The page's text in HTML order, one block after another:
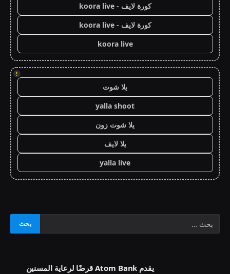
كورة لايف - koora live
كورة لايف - koora live
koora live
!
يلا شوت
yalla shoot
يلا شوت زون
يلا لايف
yalla live
يقدم Atom Bank قرضًا لرعاية المسنين